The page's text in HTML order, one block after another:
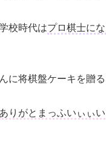
校時代はプロ棋士に
に将棋盤ケーキを贈
ありがとまっふいぃぃ